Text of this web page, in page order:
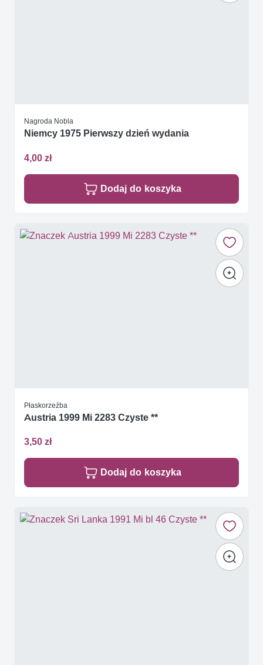
Nagroda Nobla
Niemcy 1975 Pierwszy dzień wydania
4,00 zł
Dodaj do koszyka
Płaskorzeźba
Austria 1999 Mi 2283 Czyste **
3,50 zł
Dodaj do koszyka